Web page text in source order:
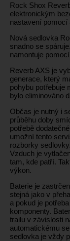
Rock Shox
elektronickým
nastavení pomocí
Nová sedlovka
snadno se
namontuje
Reverb AXS je
generace, který
pohybu potřebuje
bylo eliminováno
Občas je nutný i
průběhu doby
potřebě
umožní tento
rozborky
Vzduch je
tam, kde patří.
výkon.
Baterie je
stejná jako v
a pokud je
komponenty.
trailu v závislosti
automatickému
sedlovka je vždy